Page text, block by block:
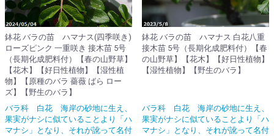
鉢花 バラの苗 ハマナス(四季咲き)
ローズピンク 一重咲き 接木苗 5号
（長期化成肥料付）【春の山野草】
【花木】【好日性植物】【湿性植
物】【原種のバラ 薔薇 ばら ロー
ズ】【野生のバラ】
バラ科 白花 海岸の砂地に生え、
果実がナシに似ていることより「ハ
マナシ」となり、それが訛って名付
鉢花 バラの苗 ハマナス 白花八重
接木苗 5号（長期化成肥料付）【春
の山野草】【花木】【好日性植物】
【湿性植物】【野生のバラ】
バラ科 白花 海岸の砂地に生え、
果実がナシに似ていることより「ハ
マナシ」となり、それが訛って名付